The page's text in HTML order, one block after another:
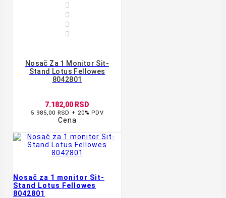




Nosač Za 1 Monitor Sit-
Stand Lotus Fellowes
8042801
7.182,00 RSD
5.985,00 RSD + 20% PDV
Cena
Nosač za 1 monitor Sit-
Stand Lotus Fellowes
8042801